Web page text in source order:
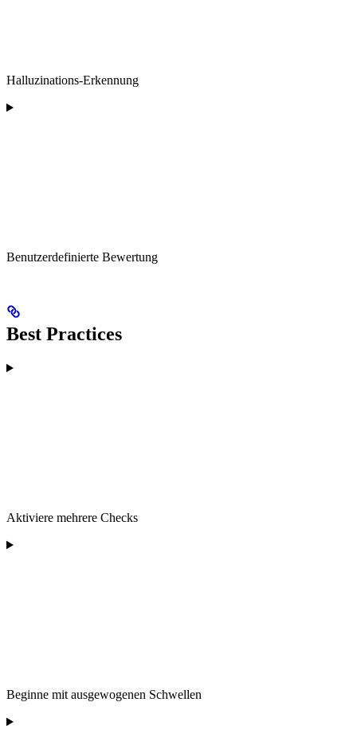
Halluzinations-Erkennung
Benutzerdefinierte Bewertung
Best Practices
Aktiviere mehrere Checks
Beginne mit ausgewogenen Schwellen